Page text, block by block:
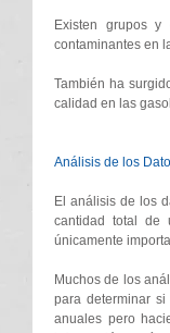
Existen grupos
contaminantes en
También ha
calidad en las
Análisis de los
El análisis de los
cantidad total de
únicamente
Muchos de los
para determinar
anuales pero